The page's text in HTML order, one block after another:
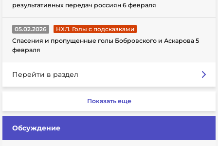
результативных передач россиян 6 февраля
05.02.2026
НХЛ. Голы с подсказками
Спасения и пропущенные голы Бобровского и Аскарова 5
февраля
Перейти в раздел
Показать еще
Обсуждение